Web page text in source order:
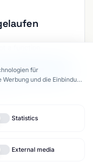
für
und die Einbindung
Statistics
External media